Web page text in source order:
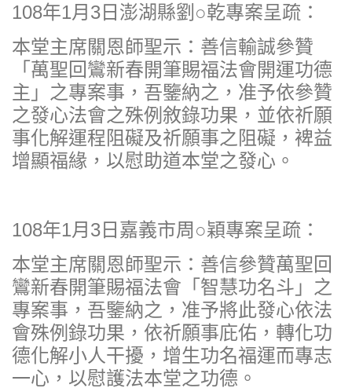
108年1月3日澎湖縣劉○乾專案呈疏：
本堂主席關恩師聖示：善信輸誠參贊
「萬聖回鸞新春開筆賜福法會開運功德
主」之專案事，吾鑒納之，准予依參贊
之發心法會之殊例敘錄功果，並依祈願
事化解運程阻礙及祈願事之阻礙，裨益
增顯福緣，以慰助道本堂之發心。
108年1月3日嘉義市周○穎專案呈疏：
本堂主席關恩師聖示：善信參贊萬聖回
鸞新春開筆賜福法會「智慧功名斗」之
專案事，吾鑒納之，准予將此發心依法
會殊例錄功果，依祈願事庇佑，轉化功
德化解小人干擾，增生功名福運而專志
一心，以慰護法本堂之功德。